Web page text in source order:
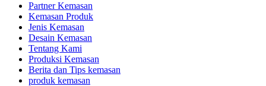
Partner Kemasan
Kemasan Produk
Jenis Kemasan
Desain Kemasan
Tentang Kami
Produksi Kemasan
Berita dan Tips kemasan
produk kemasan